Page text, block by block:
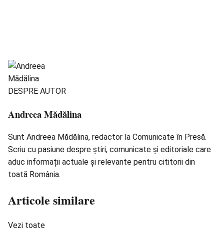
DESPRE AUTOR
Andreea Mădălina
Sunt Andreea Mădălina, redactor la Comunicate în Presă.
Scriu cu pasiune despre știri, comunicate și editoriale care
aduc informații actuale și relevante pentru cititorii din
toată România.
Articole similare
Vezi toate